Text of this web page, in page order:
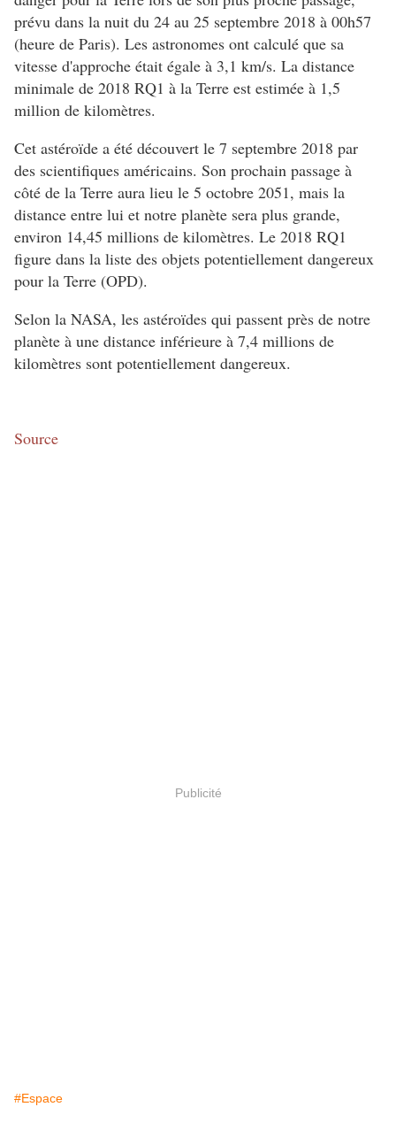
prévu dans la nuit du 24 au 25 septembre 2018 à 00h57
(heure de Paris). Les astronomes ont calculé que sa
vitesse d'approche était égale à 3,1 km/s. La distance
minimale de 2018 RQ1 à la Terre est estimée à 1,5
million de kilomètres.
Cet astéroïde a été découvert le 7 septembre 2018 par
des scientifiques américains. Son prochain passage à
côté de la Terre aura lieu le 5 octobre 2051, mais la
distance entre lui et notre planète sera plus grande,
environ 14,45 millions de kilomètres. Le 2018 RQ1
figure dans la liste des objets potentiellement dangereux
pour la Terre (OPD).
Selon la NASA, les astéroïdes qui passent près de notre
planète à une distance inférieure à 7,4 millions de
kilomètres sont potentiellement dangereux.
Source
Publicité
#Espace